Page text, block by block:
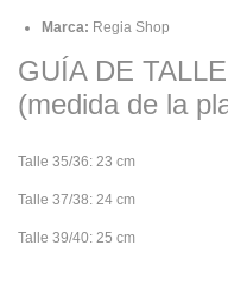
Marca: Regia Shop
GUÍA DE
(medida de la
Talle 35/36: 23 cm
Talle 37/38: 24 cm
Talle 39/40: 25 cm